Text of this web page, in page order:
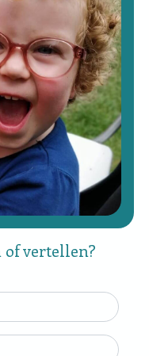
of vertellen?